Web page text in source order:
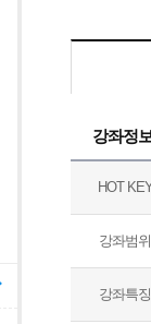
강좌정
HOT
강좌범위
강좌특징